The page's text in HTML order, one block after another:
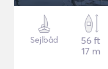
Sejlbåd
56 ft
17 m